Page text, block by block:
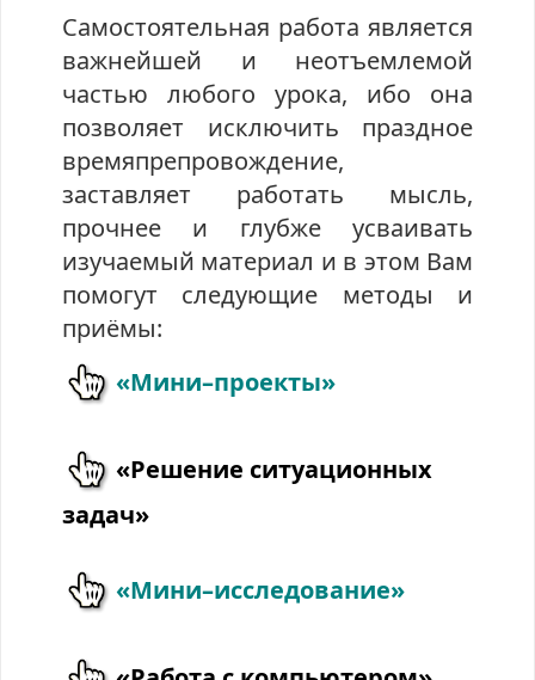
Самостоятельная работа является
важнейшей и неотъемлемой
частью любого урока, ибо она
позволяет исключить праздное
времяпрепровождение,
заставляет работать мысль,
прочнее и глубже усваивать
изучаемый материал и в этом Вам
помогут следующие методы и
приёмы:
«Мини–проекты»
«Решение ситуационных
задач»
«Мини–исследование»